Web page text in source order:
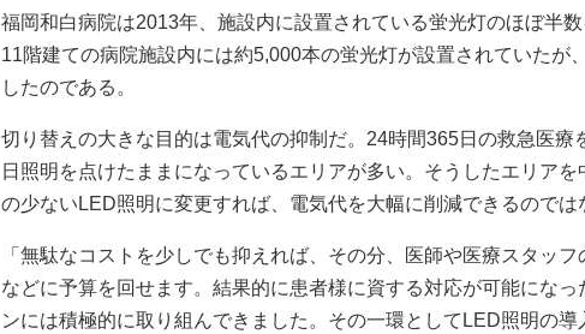
福岡和白病院は2013年、施設内に設置されている蛍光灯のほぼ半数
11階建ての病院施設内には約5,000本の蛍光灯が設置されていたが
したのである。
切り替えの大きな目的は電気代の抑制だ。24時間365日の救急医療
日照明を点けたままになっているエリアが多い。そうしたエリア
の少ないLED照明に変更すれば、電気代を大幅に削減できるのでは
「無駄なコストを少しでも抑えれば、その分、医師や医療スタッ
などに予算を回せます。結果的に患者様に資する対応が可能にな
ンには積極的に取り組んできました。その一環としてLED照明の